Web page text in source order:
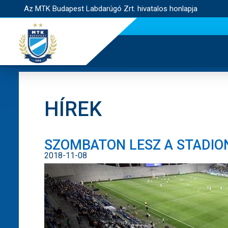
Az MTK Budapest Labdarúgó Zrt. hivatalos honlapja
HÍREK
SZOMBATON LESZ A
2018-11-08